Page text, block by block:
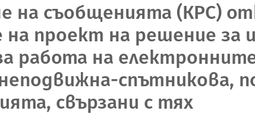
на съобщенията (КРС)
проект на решение за
работа на
спътникова,
свързани с тях